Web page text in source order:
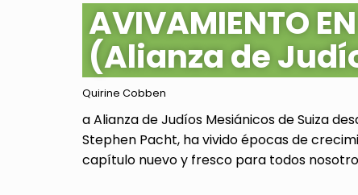
AVIVAMIENTO
(Alianza de
Quirine Cobben
a Alianza de Judíos Mesiánicos de Suiza
Stephen Pacht, ha vivido épocas de
capítulo nuevo y fresco para todos